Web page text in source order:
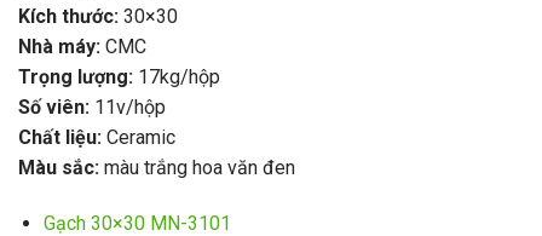
Kích thước: 30×30
Nhà máy: CMC
Trọng lượng: 17kg/hộp
Số viên: 11v/hộp
Chất liệu: Ceramic
Màu sắc: màu trắng hoa văn đen
Gạch 30×30 MN-3101